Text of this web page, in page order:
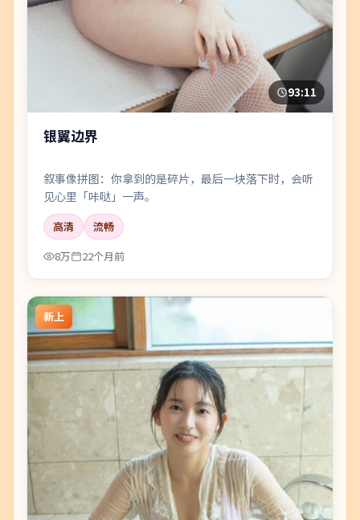
93:11
银翼边界
叙事像拼图：你拿到的是碎片，最后一块落下时，会听
见心里「咔哒」一声。
高清
流畅
8万
22个月前
新上